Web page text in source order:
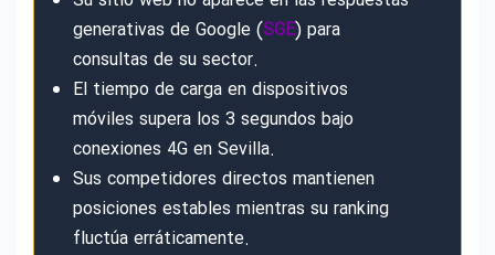
generativas de Google (SGE) para
consultas de su sector.
El tiempo de carga en dispositivos
móviles supera los 3 segundos bajo
conexiones 4G en Sevilla.
Sus competidores directos mantienen
posiciones estables mientras su ranking
fluctúa erráticamente.